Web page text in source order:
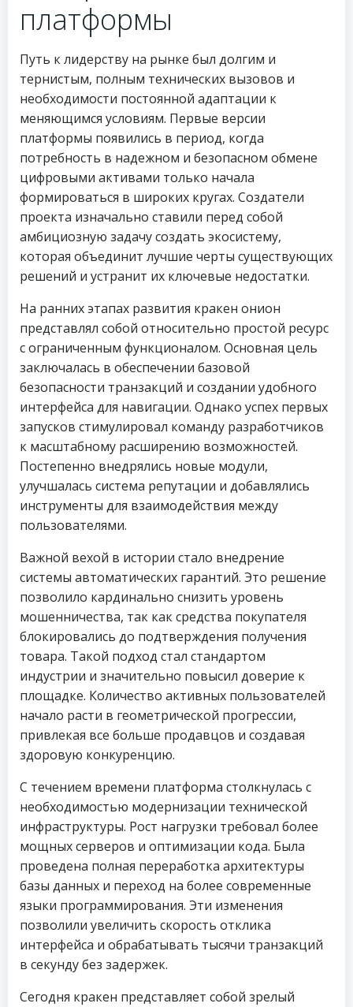
платформы
Путь к лидерству на рынке был долгим и
тернистым, полным технических вызовов и
необходимости постоянной адаптации к
меняющимся условиям. Первые версии
платформы появились в период, когда
потребность в надежном и безопасном обмене
цифровыми активами только начала
формироваться в широких кругах. Создатели
проекта изначально ставили перед собой
амбициозную задачу создать экосистему,
которая объединит лучшие черты существующих
решений и устранит их ключевые недостатки.
На ранних этапах развития кракен онион
представлял собой относительно простой ресурс
с ограниченным функционалом. Основная цель
заключалась в обеспечении базовой
безопасности транзакций и создании удобного
интерфейса для навигации. Однако успех первых
запусков стимулировал команду разработчиков
к масштабному расширению возможностей.
Постепенно внедрялись новые модули,
улучшалась система репутации и добавлялись
инструменты для взаимодействия между
пользователями.
Важной вехой в истории стало внедрение
системы автоматических гарантий. Это решение
позволило кардинально снизить уровень
мошенничества, так как средства покупателя
блокировались до подтверждения получения
товара. Такой подход стал стандартом
индустрии и значительно повысил доверие к
площадке. Количество активных пользователей
начало расти в геометрической прогрессии,
привлекая все больше продавцов и создавая
здоровую конкуренцию.
С течением времени платформа столкнулась с
необходимостью модернизации технической
инфраструктуры. Рост нагрузки требовал более
мощных серверов и оптимизации кода. Была
проведена полная переработка архитектуры
базы данных и переход на более современные
языки программирования. Эти изменения
позволили увеличить скорость отклика
интерфейса и обрабатывать тысячи транзакций
в секунду без задержек.
Сегодня кракен представляет собой зрелый